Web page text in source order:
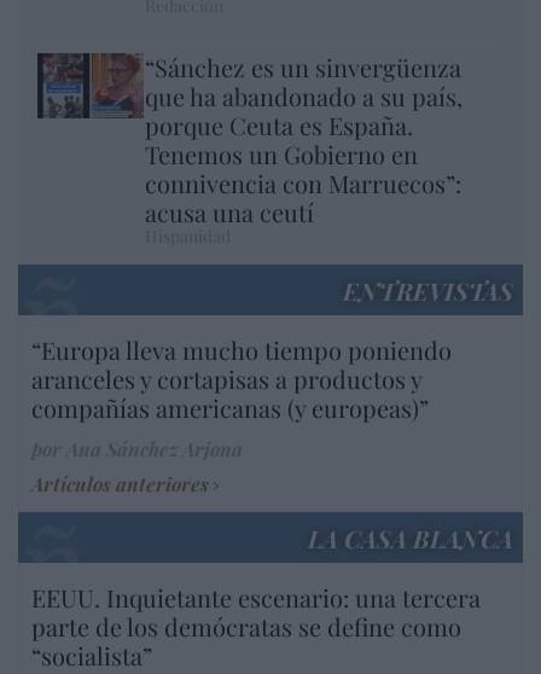
“Sánchez es un sinvergüenza
que ha abandonado a su país,
porque Ceuta es España.
Tenemos un Gobierno en
connivencia con Marruecos”:
acusa una ceutí
ENTREVISTAS
“Europa lleva mucho tiempo poniendo
aranceles y cortapisas a productos y
compañías americanas (y europeas)”
Artículos anteriores
LA CASA BLANCA
EEUU. Inquietante escenario: una tercera
parte de los demócratas se define como
“socialista”